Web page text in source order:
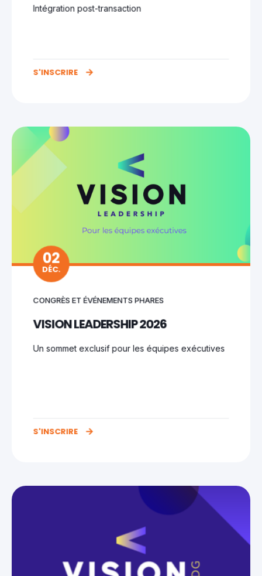
Intégration post-transaction
S'INSCRIRE
02
DÉC.
CONGRÈS ET ÉVÉNEMENTS PHARES
VISION LEADERSHIP 2026
Un sommet exclusif pour les équipes exécutives
S'INSCRIRE